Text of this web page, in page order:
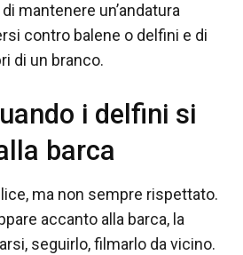
mantenere un’andatura
contro balene o delfini e di
di un branco.
i delfini si
barca
ma non sempre rispettato.
accanto alla barca, la
seguirlo, filmarlo da vicino.